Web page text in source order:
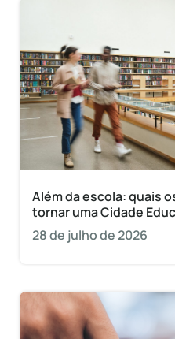
Além da escola: quais
tornar uma Cidade
28 de julho de 2026